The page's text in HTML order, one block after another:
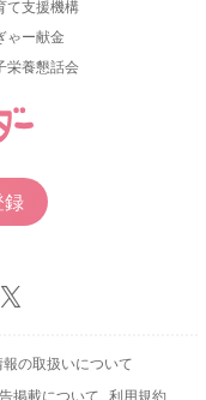
て支援機構
ゃー献金
栄養懇話会
録
の取扱いについて
掲載について 利用規約